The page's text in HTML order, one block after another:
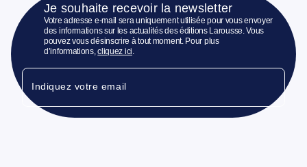
Je souhaite recevoir la newsletter
Votre adresse e-mail sera uniquement utilisée pour vous envoyer
des informations sur les actualités des éditions Larousse. Vous
pouvez vous désinscrire à tout moment. Pour plus
d’informations,cliquez ici.
Indiquez votre email